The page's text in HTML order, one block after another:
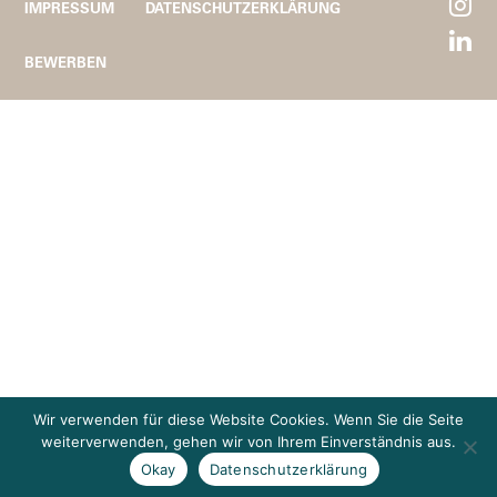
IMPRESSUM DATENSCHUTZERKLÄRUNG
BEWERBEN
Wir verwenden für diese Website Cookies. Wenn Sie die Seite
weiterverwenden, gehen wir von Ihrem Einverständnis aus.
Okay
Datenschutzerklärung